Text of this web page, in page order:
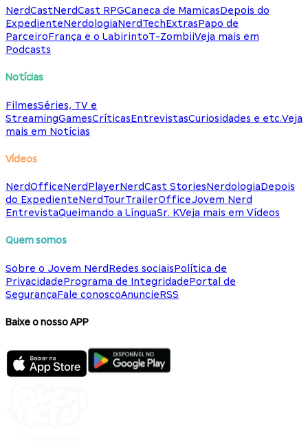
NerdCastNerdCast RPGCaneca de MamicasDepois do
ExpedienteNerdologiaNerdTechExtrasPapo de
ParceiroFrança e o LabirintoT-ZombiiVeja mais em
Podcasts
Notícias
FilmesSéries, TV e
StreamingGamesCríticasEntrevistasCuriosidades e etc.Veja
mais em Notícias
Vídeos
NerdOfficeNerdPlayerNerdCast StoriesNerdologiaDepois
do ExpedienteNerdTourTrailerOfficeJovem Nerd
EntrevistaQueimando a LínguaSr. KVeja mais em Vídeos
Quem somos
Sobre o Jovem NerdRedes sociaisPolítica de
PrivacidadePrograma de IntegridadePortal de
SegurançaFale conoscoAnuncieRSS
Baixe o nosso APP